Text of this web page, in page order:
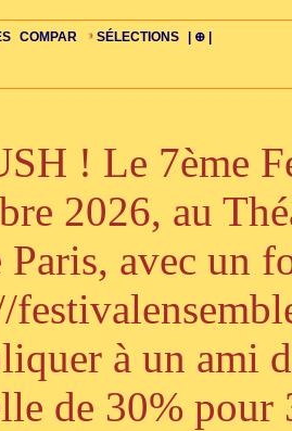
HISTOIRE PAYS STYLES-ÉCOLES
LIENS RADIOS VIDÉOS PLAN FAQS
COMPAR
ŒUVRES BIOGRAPHIES PERSPECTIVE
SÉLECTIONS
COMPO-INDIV ŒUVRES-INDIV
| ⊕ |
REC BONUS-ROMANS BONUS-FILMS
CELLO-C
ALTO-C
VIOLON-C
PIANO-CONC GRAND-
! Le 7ème
2026, au
Paris, avec un
à un ami
de 30% pour